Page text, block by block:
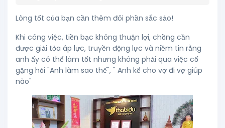
Lòng tốt của bạn cần thêm đôi phần sắc sảo!
Khi công việc, tiền bạc không thuận lợi, chồng cần
được giải tỏa áp lực, truyền động lực và niềm tin rằng
anh ấy có thể làm tốt nhưng không phải qua việc cố
gặng hỏi "Anh làm sao thế", " Anh kể cho vợ đi vợ giúp
nào"